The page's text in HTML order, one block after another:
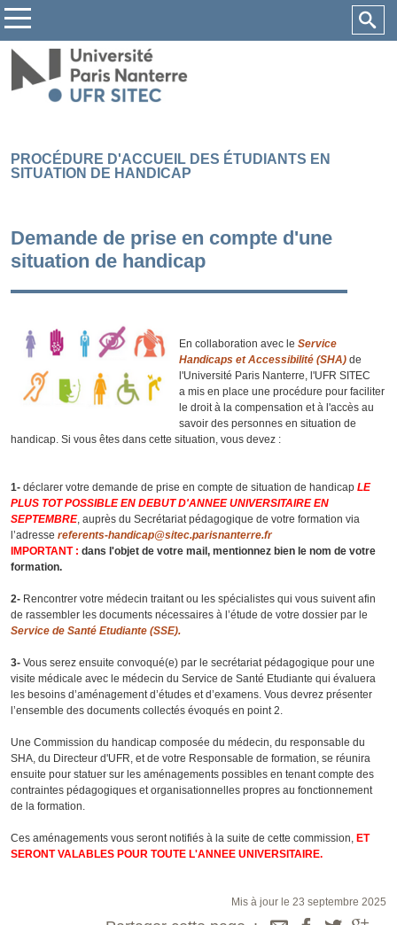
PROCÉDURE D'ACCUEIL DES ÉTUDIANTS EN
SITUATION DE HANDICAP
Demande de prise en compte d'une
situation de handicap
En collaboration avec le Service
Handicaps et Accessibilité (SHA) de
l'Université Paris Nanterre, l'UFR SITEC
a mis en place une procédure pour faciliter
le droit à la compensation et à l'accès au
savoir des personnes en situation de
handicap. Si vous êtes dans cette situation, vous devez :
1- déclarer votre demande de prise en compte de situation de handicap LE
PLUS TOT POSSIBLE EN DEBUT D'ANNEE UNIVERSITAIRE EN
SEPTEMBRE, auprès du Secrétariat pédagogique de votre formation via
l’adresse referents-handicap@sitec.parisnanterre.fr
IMPORTANT : dans l'objet de votre mail, mentionnez bien le nom de votre
formation.
2- Rencontrer votre médecin traitant ou les spécialistes qui vous suivent afin
de rassembler les documents nécessaires à l’étude de votre dossier par le
Service de Santé Etudiante (SSE).
3- Vous serez ensuite convoqué(e) par le secrétariat pédagogique pour une
visite médicale avec le médecin du Service de Santé Etudiante qui évaluera
les besoins d’aménagement d’études et d’examens. Vous devrez présenter
l’ensemble des documents collectés évoqués en point 2.
Une Commission du handicap composée du médecin, du responsable du
SHA, du Directeur d'UFR, et de votre Responsable de formation, se réunira
ensuite pour statuer sur les aménagements possibles en tenant compte des
contraintes pédagogiques et organisationnelles propres au fonctionnement
de la formation.
Ces aménagements vous seront notifiés à la suite de cette commission, ET
SERONT VALABLES POUR TOUTE L'ANNEE UNIVERSITAIRE.
Mis à jour le 23 septembre 2025